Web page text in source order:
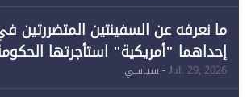
ما نعرفه عن السفينتين المتضررتين
إحداهما "أمريكية" استأجرتها
احتياجات الطاقة
Jul. 29, 2026- سياسي